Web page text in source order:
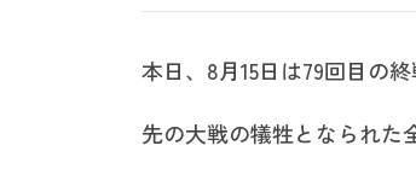
本日、8月15日は79回目の終
先の大戦の犠牲となられた